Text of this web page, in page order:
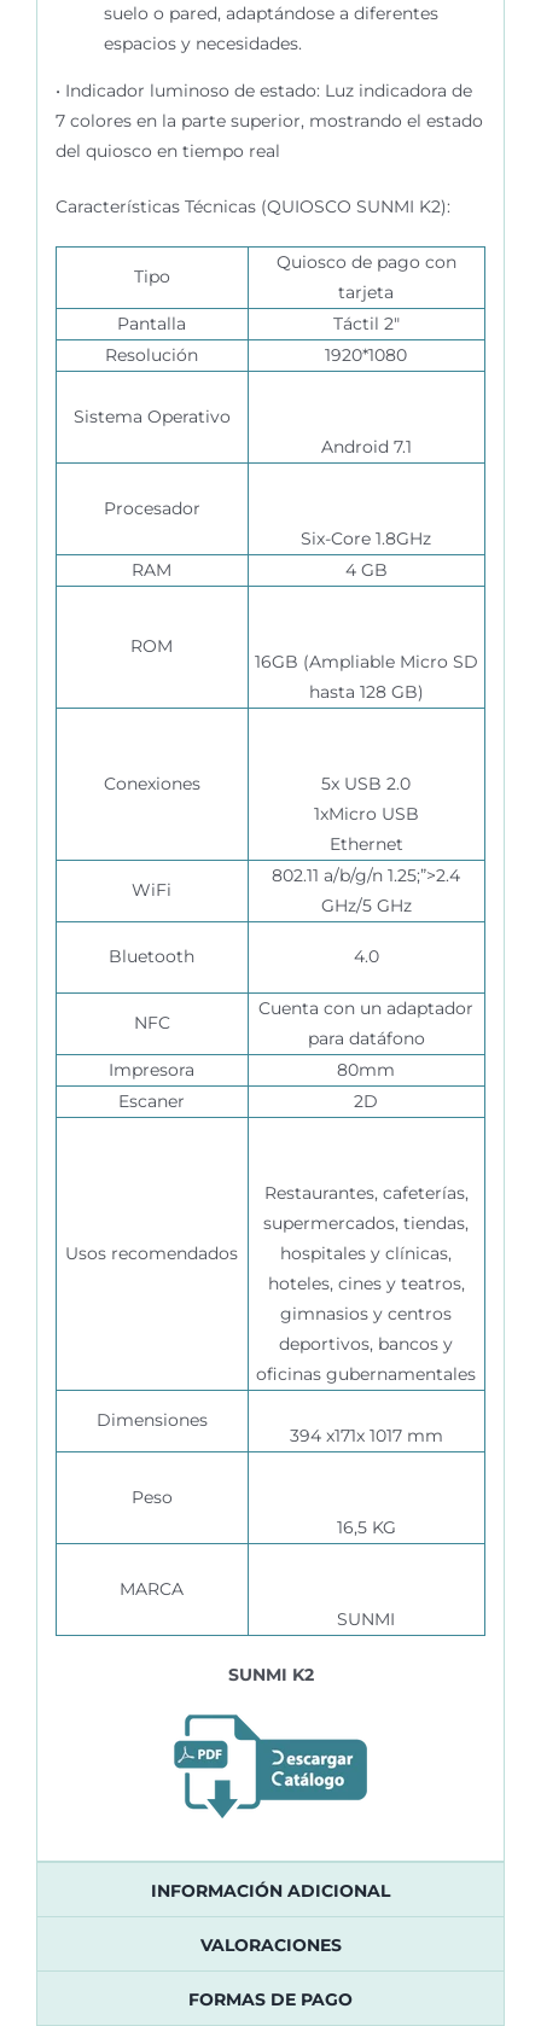
suelo o pared, adaptándose a diferentes
espacios y necesidades.
• Indicador luminoso de estado: Luz indicadora de
7 colores en la parte superior, mostrando el estado
del quiosco en tiempo real
Características Técnicas (QUIOSCO SUNMI K2):
Tipo
Quiosco de pago con
tarjeta
Pantalla
Táctil 2″
Resolución
1920*1080
Sistema Operativo
Android 7.1
Procesador
Six-Core 1.8GHz
RAM
4 GB
ROM
16GB (Ampliable Micro SD
hasta 128 GB)
Conexiones
5x USB 2.0
1xMicro USB
Ethernet
WiFi
802.11 a/b/g/n 1.25;”>2.4
GHz/5 GHz
Bluetooth 4.0
NFC
Cuenta con un adaptador
para datáfono
Impresora
80mm
Escaner
2D
Usos recomendados
Restaurantes, cafeterías,
supermercados, tiendas,
hospitales y clínicas,
hoteles, cines y teatros,
gimnasios y centros
deportivos, bancos y
oficinas gubernamentales
Dimensiones
394 x171x 1017 mm
Peso
16,5 KG
MARCA
SUNMI
SUNMI K2
INFORMACIÓN ADICIONAL
VALORACIONES
FORMAS DE PAGO